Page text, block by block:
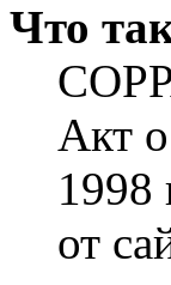
Что
Акт
1998
от